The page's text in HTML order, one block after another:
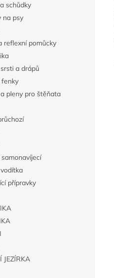
schůdky
na psy
reflexní pomůcky
a drápů
fenky
pleny pro štěňata
přípravky
JEZÍRKA